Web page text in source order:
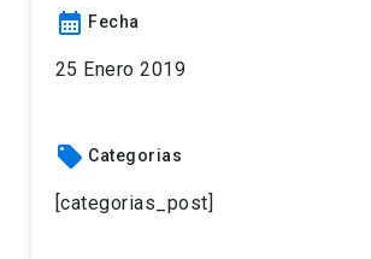
calendar_month Fecha
25 Enero 2019
local_offer Categorias
[categorias_post]